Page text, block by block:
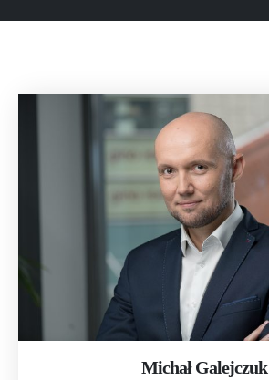
Single Member
Michał Galejczuk